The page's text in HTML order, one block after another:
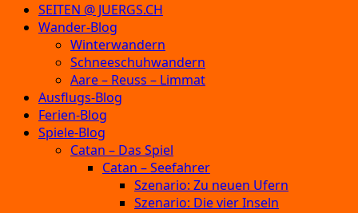
SEITEN @ JUERGS.CH
Wander-Blog
Winterwandern
Schneeschuhwandern
Aare – Reuss – Limmat
Ausflugs-Blog
Ferien-Blog
Spiele-Blog
Catan – Das Spiel
Catan – Seefahrer
Szenario: Zu neuen Ufern
Szenario: Die vier Inseln